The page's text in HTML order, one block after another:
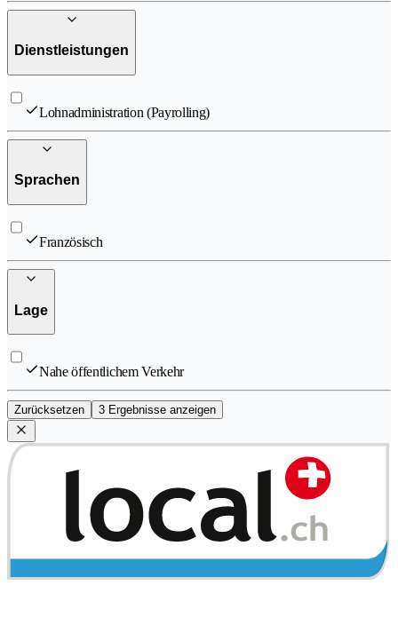
Dienstleistungen
Lohnadministration (Payrolling)
Sprachen
Französisch
Lage
Nahe öffentlichem Verkehr
Zurücksetzen 3 Ergebnisse anzeigen